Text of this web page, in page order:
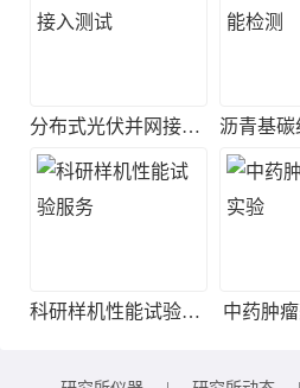
分布式光伏并网接入测试
科研样机性能试验服务 中药肿